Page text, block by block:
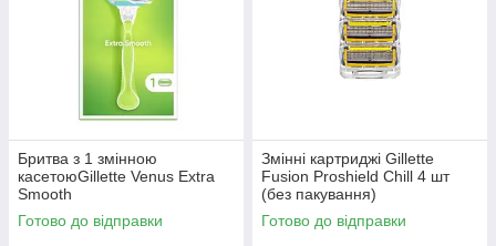
Бритва з 1 змінною
касетоюGillette Venus Extra
Smooth
Готово до відправки
Змінні картриджі Gillette
Fusion Proshield Chill 4 шт
(без пакування)
Готово до відправки